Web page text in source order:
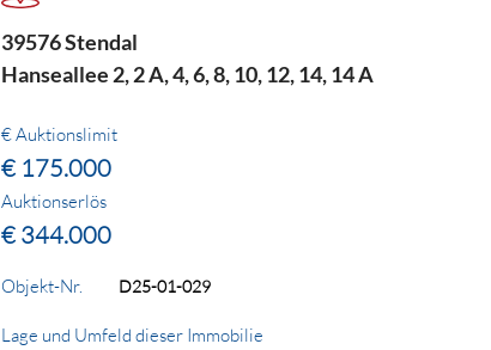
39576 Stendal
Hanseallee 2, 2 A, 4, 6, 8, 10, 12, 14, 14 A
€ Auktionslimit
€ 175.000
Auktionserlös
€ 344.000
Objekt-Nr. D25-01-029
Lage und Umfeld dieser Immobilie